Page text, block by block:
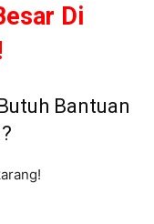
Di
Bantuan